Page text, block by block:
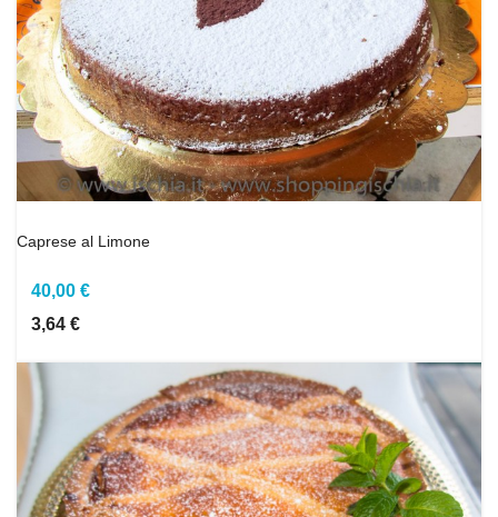
Caprese al Limone
40,00 €
3,64 €